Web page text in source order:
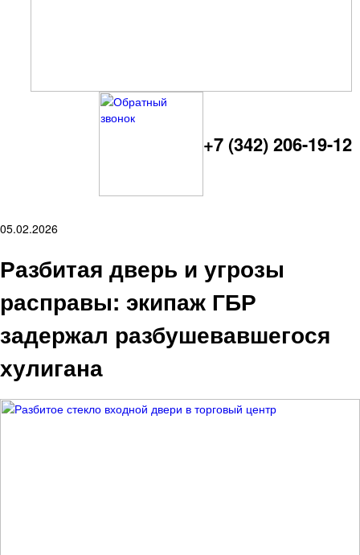
+7 (342) 206-19-12
05.02.2026
Разбитая дверь и угрозы
расправы: экипаж ГБР
задержал разбушевавшегося
хулигана